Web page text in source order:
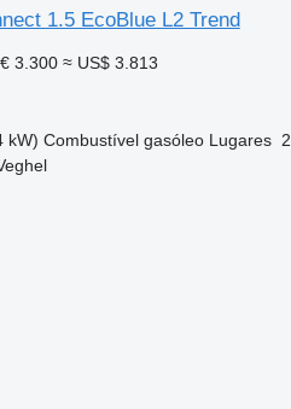
1.5 EcoBlue L2 Trend
€ 3.300 ≈ US$ 3.813
kW) Combustível gasóleo Lugares 2